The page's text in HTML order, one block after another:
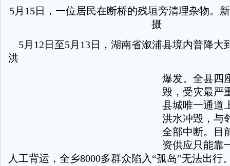
5月15日，一位居民在断桥的残垣旁清理杂物。
摄
5月12日至5月13日，湖南省溆浦县境内普降大
洪
爆发。全县四
毁，受灾最严
县城唯一通道
洪水冲毁，与
全部中断。目
资供应只能靠
人工背运，全乡8000多群众陷入“孤岛”无法出行